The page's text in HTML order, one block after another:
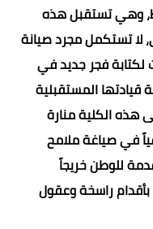
وهي تستقبل هذه
لا تستكمل مجرد صيانة
لكتابة فجر جديد في
المستقبلية
هذه الكلية منارة
في صياغة ملامح
للوطن خريجاً
بأقدام راسخة وعقول